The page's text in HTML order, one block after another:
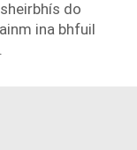
do
ina bhfuil